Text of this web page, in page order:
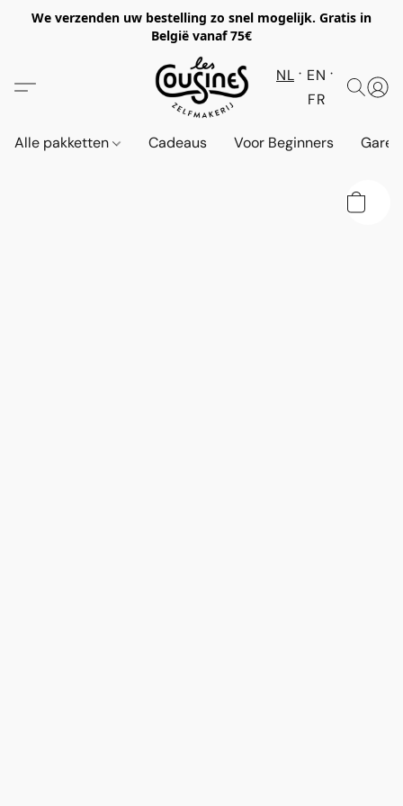
We verzenden uw bestelling zo snel mogelijk. Gratis in
België vanaf 75€
NL
EN
FR
Alle pakketten Cadeaus Voor Beginners